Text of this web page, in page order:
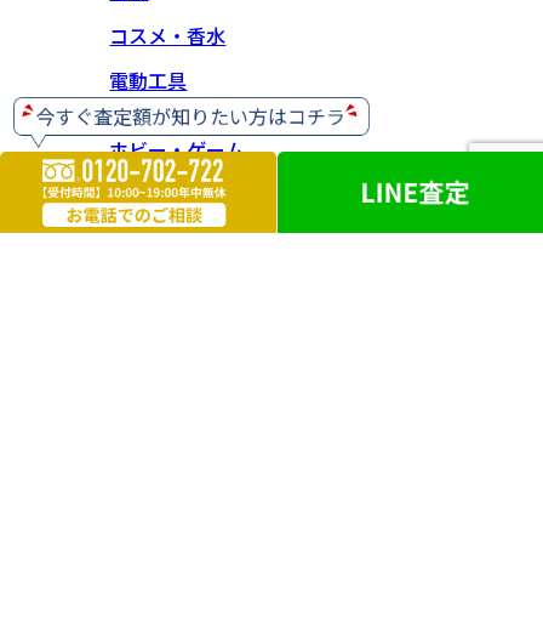
コスメ・香水
電動工具
ホビー・ゲーム
楽器
お酒